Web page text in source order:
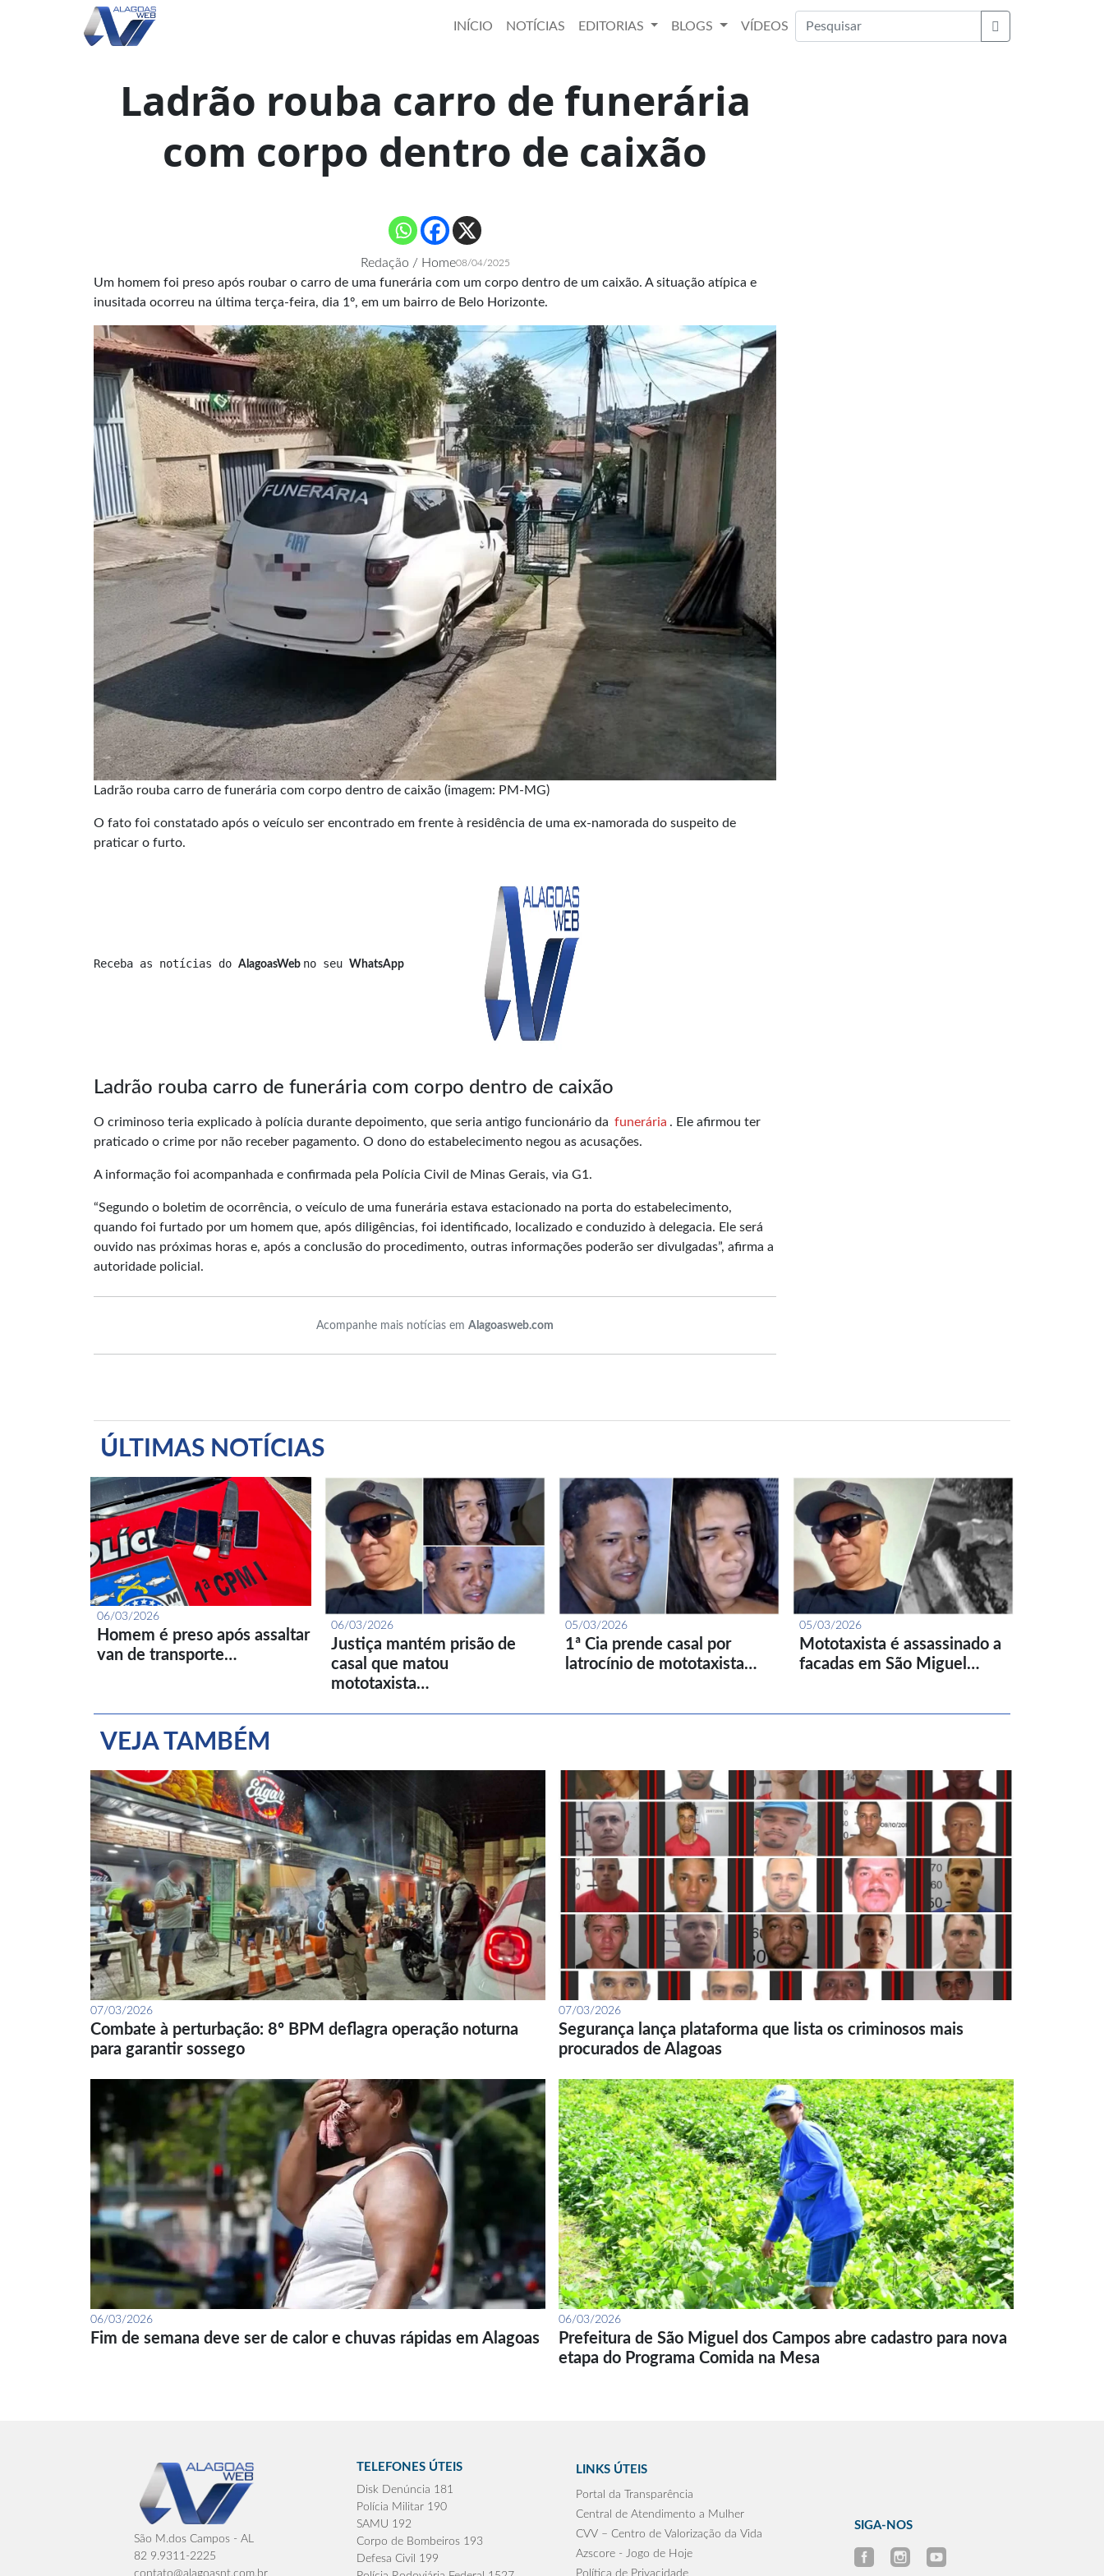
INÍCIO NOTÍCIAS EDITORIAS BLOGS
VÍDEOS
Buscar
Ladrão rouba carro de funerária
com corpo dentro de caixão
Redação / Home08/04/2025
Um homem foi preso após roubar o carro de uma funerária com um corpo dentro de um caixão. A situação atípica e
inusitada ocorreu na última terça-feira, dia 1º, em um bairro de Belo Horizonte.
Ladrão rouba carro de funerária com corpo dentro de caixão (imagem: PM-MG)
O fato foi constatado após o veículo ser encontrado em frente à residência de uma ex-namorada do suspeito de
praticar o furto.
Receba as notícias do AlagoasWeb no seu WhatsApp
Ladrão rouba carro de funerária com corpo dentro de caixão
O criminoso teria explicado à polícia durante depoimento, que seria antigo funcionário da funerária . Ele afirmou ter
praticado o crime por não receber pagamento. O dono do estabelecimento negou as acusações.
A informação foi acompanhada e confirmada pela Polícia Civil de Minas Gerais, via G1.
“Segundo o boletim de ocorrência, o veículo de uma funerária estava estacionado na porta do estabelecimento,
quando foi furtado por um homem que, após diligências, foi identificado, localizado e conduzido à delegacia. Ele será
ouvido nas próximas horas e, após a conclusão do procedimento, outras informações poderão ser divulgadas”, afirma a
autoridade policial.
Acompanhe mais notícias em Alagoasweb.com
ÚLTIMAS NOTÍCIAS
06/03/2026
Homem é preso após assaltar
van de transporte…
06/03/2026
Justiça mantém prisão de
casal que matou
mototaxista…
05/03/2026
1ª Cia prende casal por
latrocínio de mototaxista…
05/03/2026
Mototaxista é assassinado a
facadas em São Miguel…
VEJA TAMBÉM
07/03/2026
Combate à perturbação: 8º BPM deflagra operação noturna
para garantir sossego
07/03/2026
Segurança lança plataforma que lista os criminosos mais
procurados de Alagoas
06/03/2026
Fim de semana deve ser de calor e chuvas rápidas em Alagoas
06/03/2026
Prefeitura de São Miguel dos Campos abre cadastro para nova
etapa do Programa Comida na Mesa
São M.dos Campos - AL
82 9.9311-2225
TELEFONES ÚTEIS
Disk Denúncia 181
Polícia Militar 190
SAMU 192
Corpo de Bombeiros 193
Defesa Civil 199
LINKS ÚTEIS
Portal da Transparência
Central de Atendimento a Mulher
CVV – Centro de Valorização da Vida
Azscore - Jogo de Hoje
SIGA-NOS